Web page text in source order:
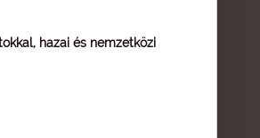
hazai és nemzetközi